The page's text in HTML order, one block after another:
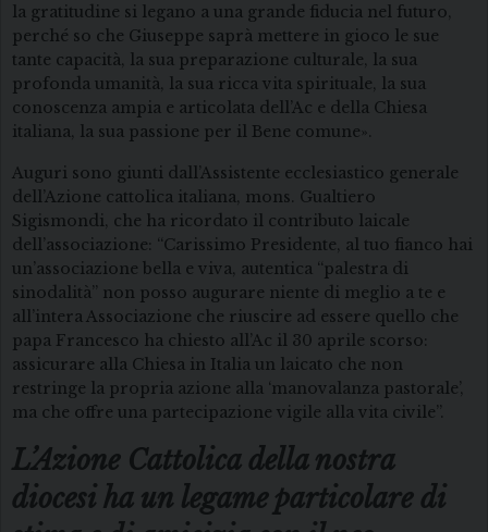
la gratitudine si legano a una grande fiducia nel futuro,
perché so che Giuseppe saprà mettere in gioco le sue
tante capacità, la sua preparazione culturale, la sua
profonda umanità, la sua ricca vita spirituale, la sua
conoscenza ampia e articolata dell’Ac e della Chiesa
italiana, la sua passione per il Bene comune».
Auguri sono giunti dall’Assistente ecclesiastico generale
dell’Azione cattolica italiana, mons. Gualtiero
Sigismondi, che ha ricordato il contributo laicale
dell’associazione: “Carissimo Presidente, al tuo fianco hai
un’associazione bella e viva, autentica “palestra di
sinodalità” non posso augurare niente di meglio a te e
all’intera Associazione che riuscire ad essere quello che
papa Francesco ha chiesto all’Ac il 30 aprile scorso:
assicurare alla Chiesa in Italia un laicato che non
restringe la propria azione alla ‘manovalanza pastorale’,
ma che offre una partecipazione vigile alla vita civile”.
L’Azione Cattolica della nostra
diocesi ha un legame particolare di